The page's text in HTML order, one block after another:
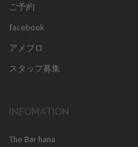
ご予約
facebook
アメブロ
スタッフ募集
INFOMATION
The Bar hana